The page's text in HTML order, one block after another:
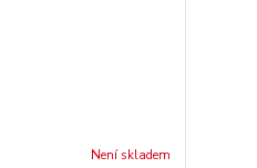
Není skladem